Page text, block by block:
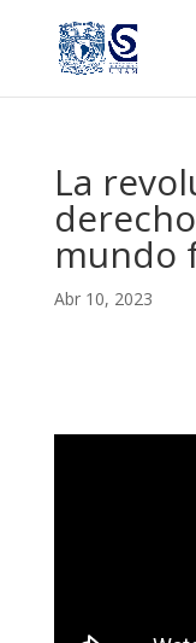
La
mundo
Abr 10, 2023